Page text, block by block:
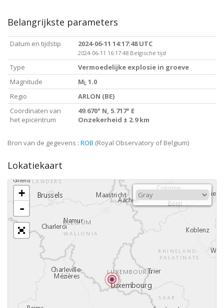
Belangrijkste parameters
Datum en tijdstip 2024-06-11 14:17:48 UTC
2024-06-11 16:17:48 Belgische tijd
Type
Vermoedelijke explosie in groeve
Magnitude
M L 1.0
Regio
ARLON (BE)
Coördinaten van
het epicentrum
49.670° N, 5.717° E
Onzekerheid ± 2.9 km
Bron van de gegevens : ROB (Royal Observatory of Belgium)
Lokatiekaart
+
-